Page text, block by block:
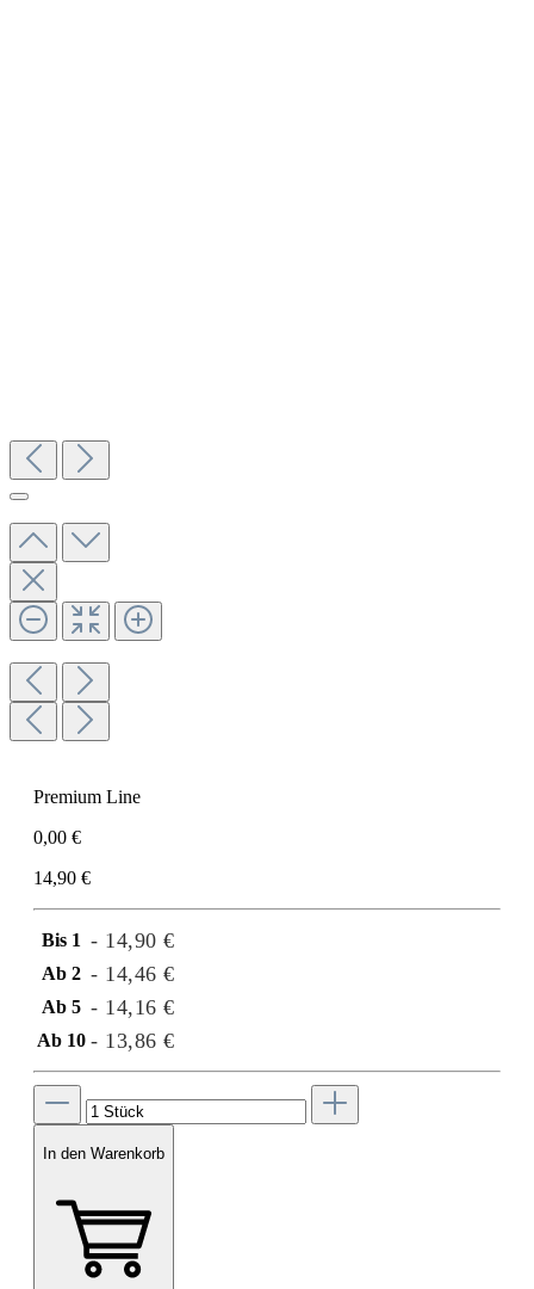
Premium Line
0,00 €
14,90 €
Bis 1 - 14,90 €
Ab 2 - 14,46 €
Ab 5 - 14,16 €
Ab 10 - 13,86 €
In den Warenkorb